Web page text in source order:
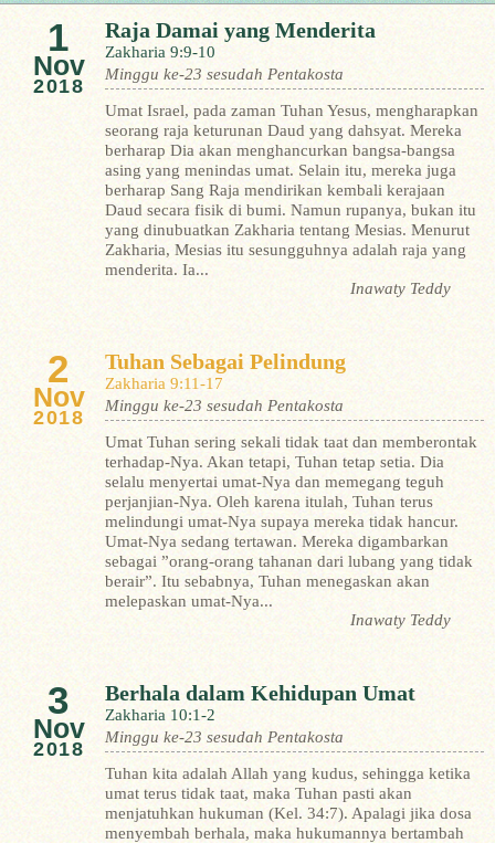
1
Nov
2018
Raja Damai yang Menderita
Zakharia 9:9-10
Minggu ke-23 sesudah Pentakosta
Umat Israel, pada zaman Tuhan Yesus, mengharapkan
seorang raja keturunan Daud yang dahsyat. Mereka
berharap Dia akan menghancurkan bangsa-bangsa
asing yang menindas umat. Selain itu, mereka juga
berharap Sang Raja mendirikan kembali kerajaan
Daud secara fisik di bumi. Namun rupanya, bukan itu
yang dinubuatkan Zakharia tentang Mesias. Menurut
Zakharia, Mesias itu sesungguhnya adalah raja yang
menderita. Ia...
Inawaty Teddy
2
Nov
2018
Tuhan Sebagai Pelindung
Zakharia 9:11-17
Minggu ke-23 sesudah Pentakosta
Umat Tuhan sering sekali tidak taat dan memberontak
terhadap-Nya. Akan tetapi, Tuhan tetap setia. Dia
selalu menyertai umat-Nya dan memegang teguh
perjanjian-Nya. Oleh karena itulah, Tuhan terus
melindungi umat-Nya supaya mereka tidak hancur.
Umat-Nya sedang tertawan. Mereka digambarkan
sebagai ”orang-orang tahanan dari lubang yang tidak
berair”. Itu sebabnya, Tuhan menegaskan akan
melepaskan umat-Nya...
Inawaty Teddy
3
Nov
2018
Berhala dalam Kehidupan Umat
Zakharia 10:1-2
Minggu ke-23 sesudah Pentakosta
Tuhan kita adalah Allah yang kudus, sehingga ketika
umat terus tidak taat, maka Tuhan pasti akan
menjatuhkan hukuman (Kel. 34:7). Apalagi jika dosa
menyembah berhala, maka hukumannya bertambah